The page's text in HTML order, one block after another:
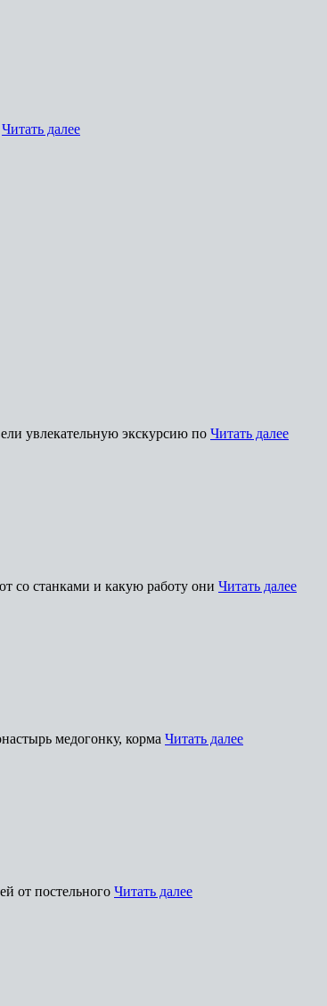
Читать далее
увлекательную экскурсию по Читать далее
со станками и какую работу они Читать далее
медогонку, корма Читать далее
от постельного Читать далее